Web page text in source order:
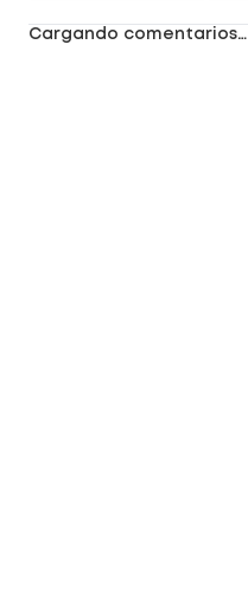
Cargando comentarios…